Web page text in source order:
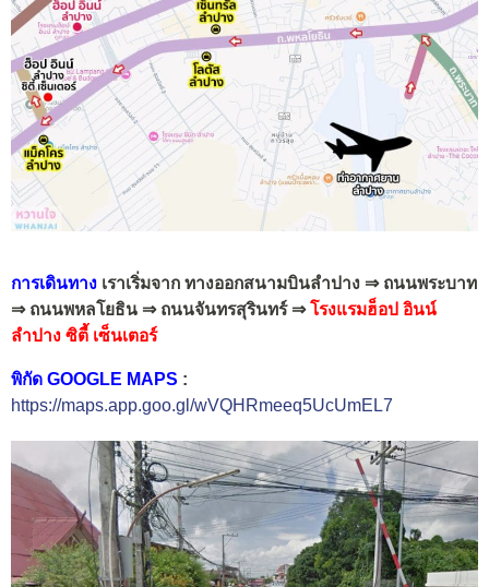
การเดินทาง เราเริ่มจาก ทางออกสนามบินลำปาง ⇒ ถนนพระบาท
⇒ ถนนพหลโยธิน ⇒ ถนนจันทรสุรินทร์ ⇒โรงแรมฮ็อป อินน์
ลำปาง ซิตี้ เซ็นเตอร์
พิกัด GOOGLE MAPS :
https://maps.app.goo.gl/wVQHRmeeq5UcUmEL7